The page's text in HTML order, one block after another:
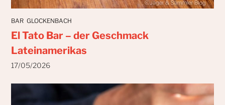
BAR GLOCKENBACH
El Tato Bar – der Geschmack
Lateinamerikas
17/05/2026